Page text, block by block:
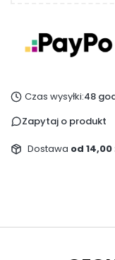
Czas wysyłki:48
Zapytaj o produkt
Dostawa od 14,00